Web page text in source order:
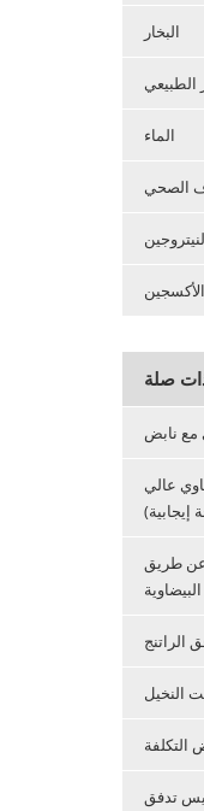
البخار
الطبيعي
الماء
الصحي
الأكسجين
صلة
مع نابض
عالي
إيجابية)
عن طريق
الراتنج
النخيل
تدفق